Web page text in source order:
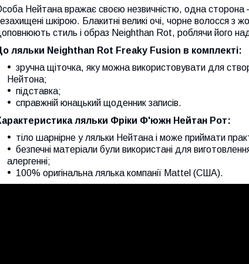
Нейтана вражає своєю незвичністю, одна сторона
шкірою. Блакитні великі очі, чорне волосся з
стиль і образ Neighthan Rot, роблячи його
ляльки Neighthan Rot Freaky Fusion в комплекті:
зручна щіточка, яку можна використовувати для
Нейтона;
підставка;
справжній юнацький щоденник записів.
ляльки Фріки Ф'южн Нейтан Рот:
тіло шарнірне у ляльки Нейтана і може приймати
безпечні матеріали були використані для
алергенні;
100% оригінальна лялька компанії Mattel (США).